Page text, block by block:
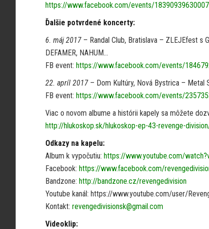
https://www.facebook.com/events/
Ďalšie potvrdené koncerty:
6. máj 2017 – Randal Club, Bratislava – ZLEJEfest s
DEFAMER, NAHUM…
FB event: https://www.facebook.com/events/
22. apríl 2017 – Dom Kultúry, Nová Bystrica – Metal
FB event: https://www.facebook.com/events/
Viac o novom albume a histórii kapely sa môžete
http://hlukoskop.sk/hlukoskop-ep-43-revenge-
Odkazy na kapelu:
Album k vypočutiu: https://www.youtube.com/
Facebook: https://www.facebook.com/
Bandzone: http://bandzone.cz/revengedivision
Youtube kanál: https://www.youtube.com/user/
Kontakt: revengedivisionsk@gmail.com
Videoklip: